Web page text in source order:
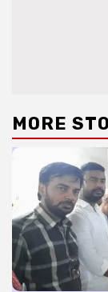
MORE